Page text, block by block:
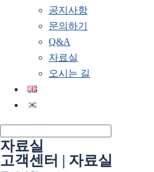
공지사항
문의하기
Q&A
자료실
오시는 길
자료실
고객센터 | 자료실